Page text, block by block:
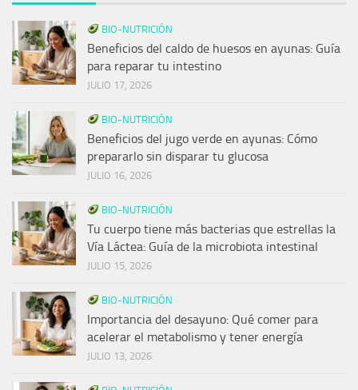
BIO-NUTRICIÓN
Beneficios del caldo de huesos en ayunas: Guía
para reparar tu intestino
JULIO 17, 2026
BIO-NUTRICIÓN
Beneficios del jugo verde en ayunas: Cómo
prepararlo sin disparar tu glucosa
JULIO 16, 2026
BIO-NUTRICIÓN
Tu cuerpo tiene más bacterias que estrellas la
Vía Láctea: Guía de la microbiota intestinal
JULIO 15, 2026
BIO-NUTRICIÓN
Importancia del desayuno: Qué comer para
acelerar el metabolismo y tener energía
JULIO 13, 2026